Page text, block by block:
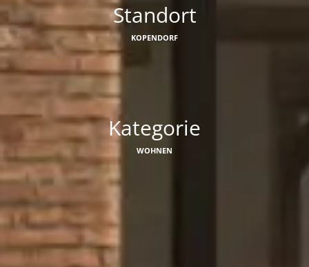
Standort
KOPENDORF
Kategorie
WOHNEN